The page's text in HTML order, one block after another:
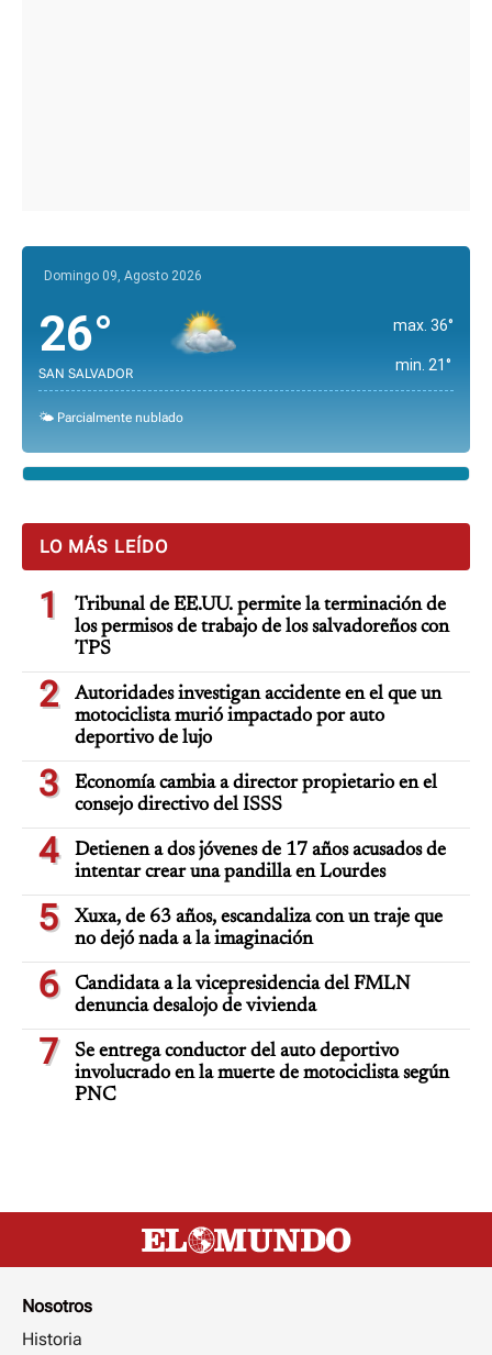
Domingo 09, Agosto 2026
26°
SAN SALVADOR
max. 36°
min. 21°
🌤️ Parcialmente nublado
LO MÁS LEÍDO
1
Tribunal de EE.UU. permite la terminación de
los permisos de trabajo de los salvadoreños con
TPS
2
Autoridades investigan accidente en el que un
motociclista murió impactado por auto
deportivo de lujo
3
Economía cambia a director propietario en el
consejo directivo del ISSS
4
Detienen a dos jóvenes de 17 años acusados de
intentar crear una pandilla en Lourdes
5
Xuxa, de 63 años, escandaliza con un traje que
no dejó nada a la imaginación
6
Candidata a la vicepresidencia del FMLN
denuncia desalojo de vivienda
7
Se entrega conductor del auto deportivo
involucrado en la muerte de motociclista según
PNC
Nosotros
Historia